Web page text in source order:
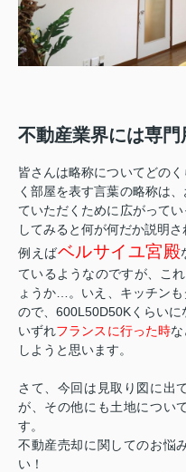
不動産業界には専門
皆さんは略称についてどの
く部屋を表す言葉の略称は
ていただくために広がって
してみると何が何だか説明
例えばベルサイユ宮殿
ているようなのですが、こ
ょうか…。いえ、キッチン
ので、600L50D50Kくらいに
いずれフランスに行った時な
しようと思います。
さて、今回は見取り図に出
が、その他にも土地につい
す。
不動産売却に関してのお悩
い！